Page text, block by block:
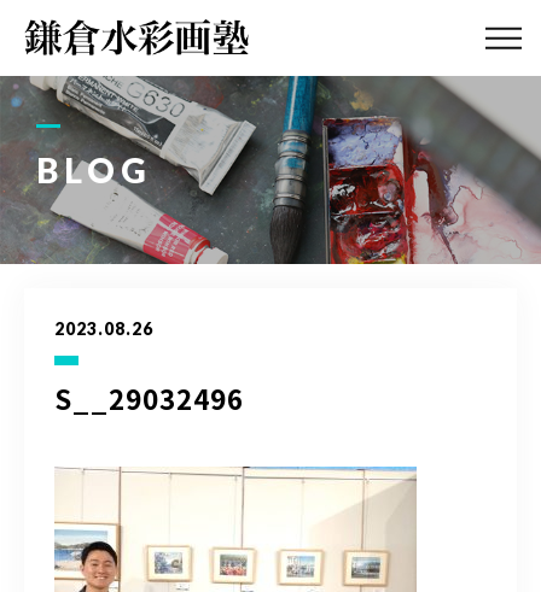
BLOG
2023.08.26
S__29032496
ABOUT
画塾紹介・
アクセス
LESSON
教室案内
画塾ブログ
水彩ブログ